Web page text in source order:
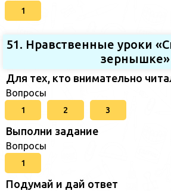
1
51. Нравственные уроки
зернышке»
Для тех, кто внимательно
Вопросы
1 2 3
Выполни задание
Вопросы
1
Подумай и дай ответ